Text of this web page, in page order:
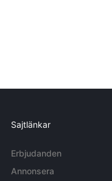
Sajtlänkar
Erbjudanden
Annonsera